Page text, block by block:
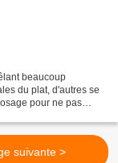
beaucoup
du plat, d'autres se
pour ne pas
suivante >